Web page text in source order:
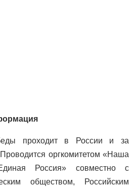
проходит в России и за
оргкомитетом «Наша
Россия» совместно с
обществом, Российским